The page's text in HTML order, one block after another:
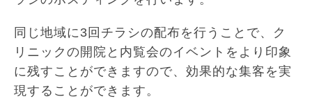
同じ地域に3回チラシの配布を行うことで、ク
リニックの開院と内覧会のイベントをより印象
に残すことができますので、効果的な集客を実
現することができます。